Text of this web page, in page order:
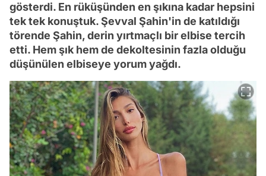
gösterdi. En rüküşünden en şıkına kadar hepsini
tek tek konuştuk. Şevval Şahin'in de katıldığı
törende Şahin, derin yırtmaçlı bir elbise tercih
etti. Hem şık hem de dekoltesinin fazla olduğu
düşünülen elbiseye yorum yağdı.